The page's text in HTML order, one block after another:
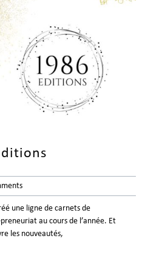
une ligne de carnets de
au cours de l’année. Et
les nouveautés,